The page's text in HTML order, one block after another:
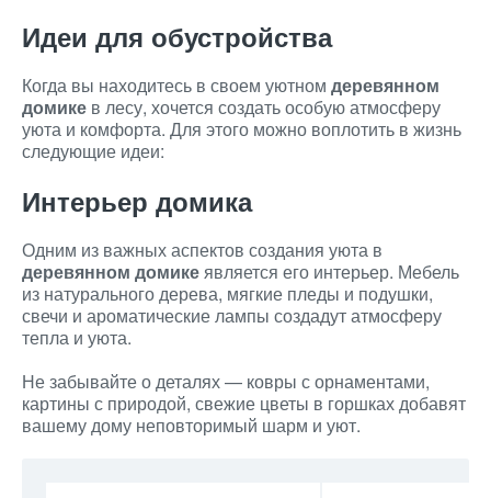
Идеи для обустройства
Когда вы находитесь в своем уютном деревянном
домике в лесу, хочется создать особую атмосферу
уюта и комфорта. Для этого можно воплотить в жизнь
следующие идеи:
Интерьер домика
Одним из важных аспектов создания уюта в
деревянном домикеявляется его интерьер. Мебель
из натурального дерева, мягкие пледы и подушки,
свечи и ароматические лампы создадут атмосферу
тепла и уюта.
Не забывайте о деталях — ковры с орнаментами,
картины с природой, свежие цветы в горшках добавят
вашему дому неповторимый шарм и уют.